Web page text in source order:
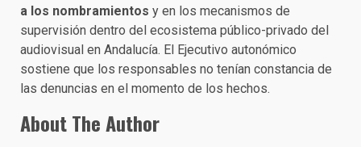
a los nombramientos y en los mecanismos de
supervisión dentro del ecosistema público-privado del
audiovisual en Andalucía. El Ejecutivo autonómico
sostiene que los responsables no tenían constancia de
las denuncias en el momento de los hechos.
About The Author